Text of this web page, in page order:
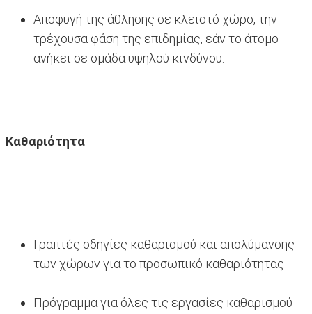
Αποφυγή της άθλησης σε κλειστό χώρο, την
τρέχουσα φάση της επιδημίας, εάν το άτομο
ανήκει σε ομάδα υψηλού κινδύνου.
Καθαριότητα
Γραπτές οδηγίες καθαρισμού και απολύμανσης
των χώρων για το προσωπικό καθαριότητας
Πρόγραμμα για όλες τις εργασίες καθαρισμού